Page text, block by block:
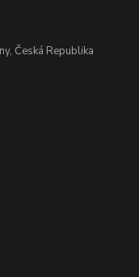
Česká Republika